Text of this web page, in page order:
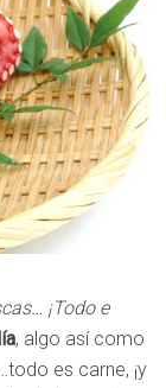
¡Todo e
, algo así como
es carne, ¡y